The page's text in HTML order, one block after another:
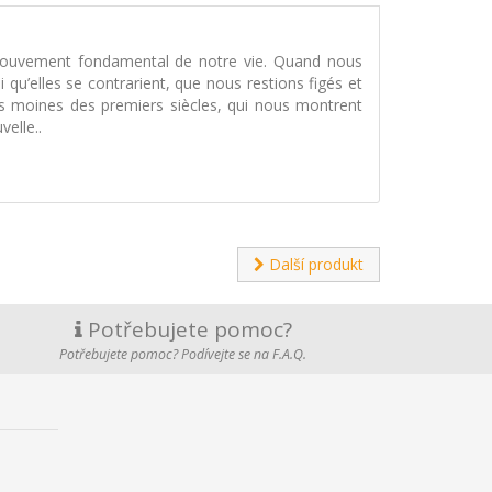
fondamental de notre vie. Quand nous
se contrarient, que nous restions figés et
moines des premiers siècles, qui nous montrent
Další produkt
Potřebujete pomoc?
Potřebujete pomoc? Podívejte se na F.A.Q.